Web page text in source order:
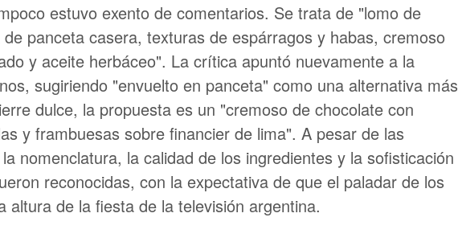
estuvo exento de comentarios. Se trata de "lomo de
panceta casera, texturas de espárragos y habas, cremoso
y aceite herbáceo". La crítica apuntó nuevamente a la
sugiriendo "envuelto en panceta" como una alternativa más
dulce, la propuesta es un "cremoso de chocolate con
y frambuesas sobre financier de lima". A pesar de las
nomenclatura, la calidad de los ingredientes y la sofisticación
reconocidas, con la expectativa de que el paladar de los
altura de la fiesta de la televisión argentina.